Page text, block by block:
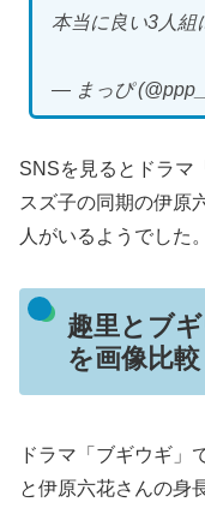
本当に良い3人
— まっぴ
SNSを見るとドラマ
スズ子の同期の伊原
人がいるようでした。
趣里とブ
を画像比較
ドラマ「ブギウギ」
と伊原六花さんの身